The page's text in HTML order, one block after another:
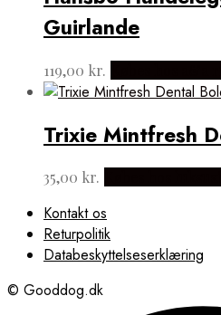
Guirlande
119,00 kr.
Trixie Mintfresh
35,00 kr.
Kontakt os
Returpolitik
Databeskyttelseserklæring
© Gooddog.dk